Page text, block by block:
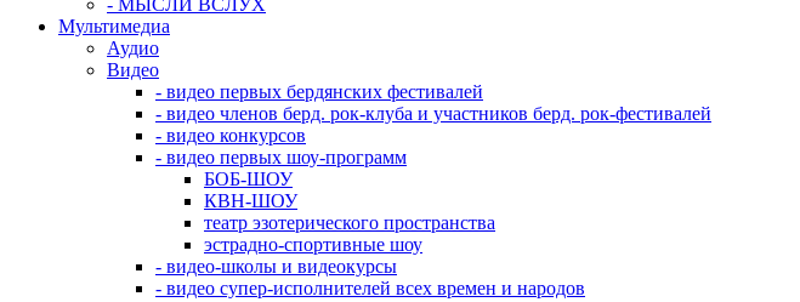
Мультимедиа
Аудио
Видео
- видео первых бердянских фестивалей
- видео членов берд. рок-клуба и участников берд. рок-фестивалей
- видео конкурсов
- видео первых шоу-программ
БОБ-ШОУ
КВН-ШОУ
театр эзотерического пространства
эстрадно-спортивные шоу
- видео-школы и видеокурсы
- видео супер-исполнителей всех времен и народов